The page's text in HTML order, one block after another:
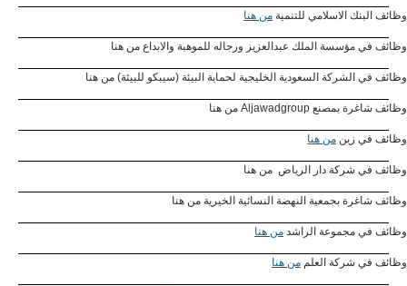
وظائف البنك الاسلامي للتنمية من هنا
وظائف في مؤسسة الملك عبدالعزيز ورجاله للموهبة والابداع من هنا
وظائف في الشركة السعودية الخليجية لحماية البيئة (سيبكو للبيئة) من هنا
وظائف شاغرة بمصنع Aljawadgroup من هنا
وظائف في زين من هنا
وظائف في شركة دار الرياض من هنا
وظائف شاغرة بجمعية النهضة النسائية الخيرية من هنا
وظائف في مجموعة الراشد من هنا
وظائف في شركة العلم من هنا